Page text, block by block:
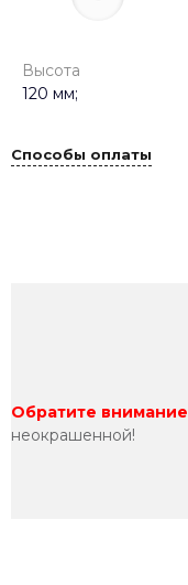
Высота
120 мм;
Способы оплаты
Обратите внимание
неокрашенной!